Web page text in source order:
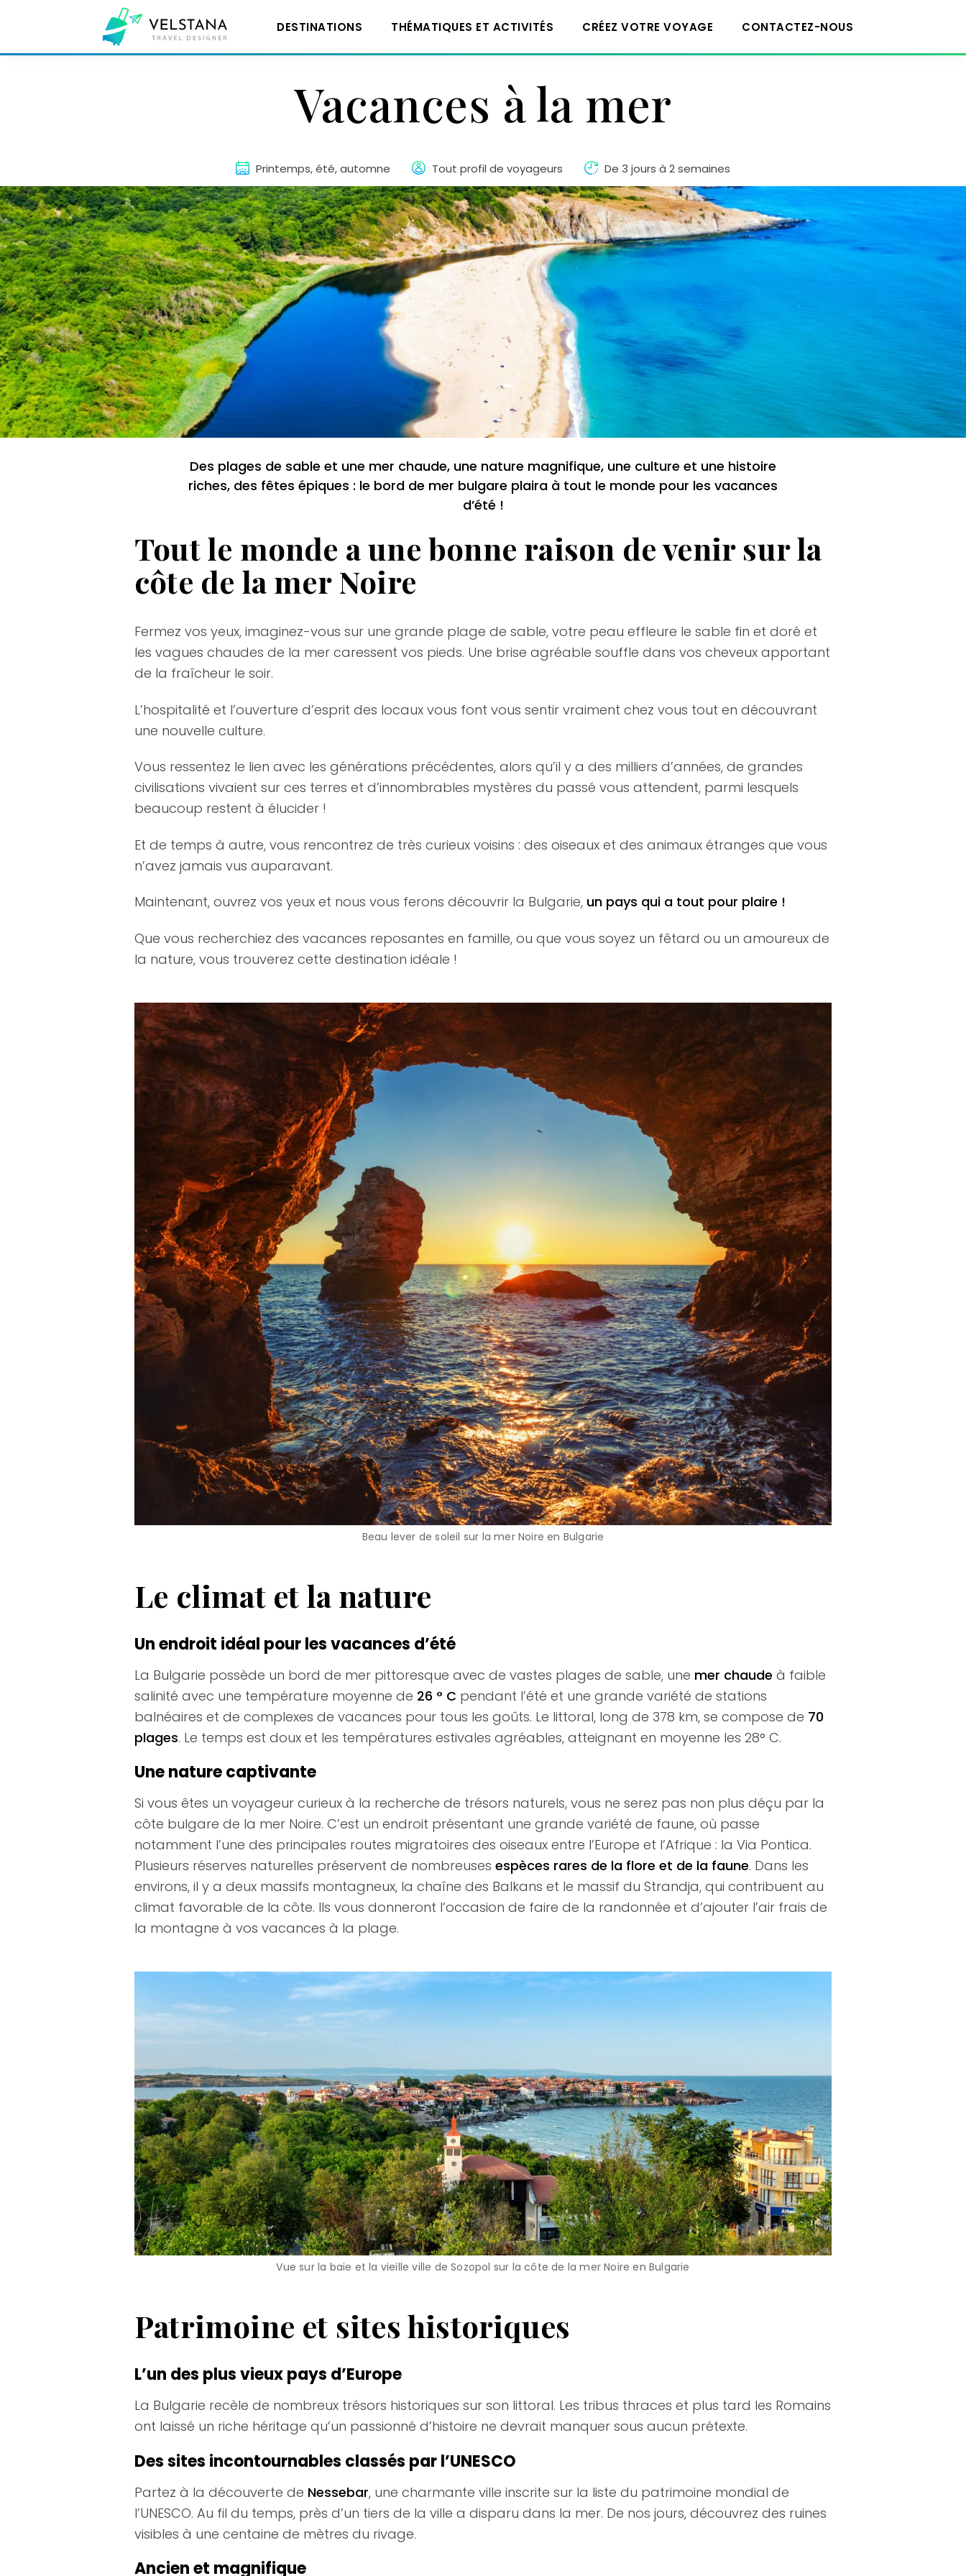
DESTINATIONS THÉMATIQUES ET ACTIVITÉS CRÉEZ VOTRE VOYAGE CONTACTEZ-NOUS
Vacances à la mer
Printemps, été, automne Tout profil de voyageurs De 3 jours à 2 semaines
Des plages de sable et une mer chaude, une nature magnifique, une culture et une histoire
riches, des fêtes épiques : le bord de mer bulgare plaira à tout le monde pour les vacances
d’été !
Tout le monde a une bonne raison de venir sur la
côte de la mer Noire
Fermez vos yeux, imaginez-vous sur une grande plage de sable, votre peau effleure le sable fin et doré et
les vagues chaudes de la mer caressent vos pieds. Une brise agréable souffle dans vos cheveux apportant
de la fraîcheur le soir.
L’hospitalité et l’ouverture d’esprit des locaux vous font vous sentir vraiment chez vous tout en découvrant
une nouvelle culture.
Vous ressentez le lien avec les générations précédentes, alors qu’il y a des milliers d’années, de grandes
civilisations vivaient sur ces terres et d’innombrables mystères du passé vous attendent, parmi lesquels
beaucoup restent à élucider !
Et de temps à autre, vous rencontrez de très curieux voisins : des oiseaux et des animaux étranges que vous
n’avez jamais vus auparavant.
Maintenant, ouvrez vos yeux et nous vous ferons découvrir la Bulgarie, un pays qui a tout pour plaire !
Que vous recherchiez des vacances reposantes en famille, ou que vous soyez un fêtard ou un amoureux de
la nature, vous trouverez cette destination idéale !
Beau lever de soleil sur la mer Noire en Bulgarie
Le climat et la nature
Un endroit idéal pour les vacances d’été
La Bulgarie possède un bord de mer pittoresque avec de vastes plages de sable, une mer chaude à faible
salinité avec une température moyenne de 26 ° C pendant l’été et une grande variété de stations
balnéaires et de complexes de vacances pour tous les goûts. Le littoral, long de 378 km, se compose de 70
plages. Le temps est doux et les températures estivales agréables, atteignant en moyenne les 28° C.
Une nature captivante
Si vous êtes un voyageur curieux à la recherche de trésors naturels, vous ne serez pas non plus déçu par la
côte bulgare de la mer Noire. C’est un endroit présentant une grande variété de faune, où passe
notamment l’une des principales routes migratoires des oiseaux entre l’Europe et l’Afrique : la Via Pontica.
Plusieurs réserves naturelles préservent de nombreuses espèces rares de la flore et de la faune. Dans les
environs, il y a deux massifs montagneux, la chaîne des Balkans et le massif du Strandja, qui contribuent au
climat favorable de la côte. Ils vous donneront l’occasion de faire de la randonnée et d’ajouter l’air frais de
la montagne à vos vacances à la plage.
Vue sur la baie et la vieille ville de Sozopol sur la côte de la mer Noire en Bulgarie
Patrimoine et sites historiques
L’un des plus vieux pays d’Europe
La Bulgarie recèle de nombreux trésors historiques sur son littoral. Les tribus thraces et plus tard les Romains
ont laissé un riche héritage qu’un passionné d’histoire ne devrait manquer sous aucun prétexte.
Des sites incontournables classés par l’UNESCO
Partez à la découverte de Nessebar, une charmante ville inscrite sur la liste du patrimoine mondial de
l’UNESCO. Au fil du temps, près d’un tiers de la ville a disparu dans la mer. De nos jours, découvrez des ruines
visibles à une centaine de mètres du rivage.
Ancien et magnifique